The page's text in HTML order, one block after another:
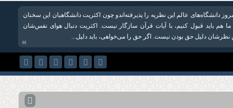
دانشگاه‌های عالم این‌ نظریه را پذیرفته‌اندو چون اکثریت دانشگاهیان این سخنان
ما هم باید قبول کنیم، با آیات قرآن سازگار نیست. اکثریت دنبال هوای نفس‌شان
نظرشان دلیل حق بودن نیست. اگر حق را می‌خواهی، باید دلیل...
»